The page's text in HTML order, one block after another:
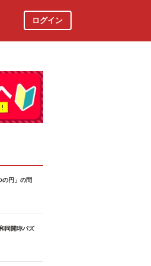
ログイン
の円」の問
同開珎パズ